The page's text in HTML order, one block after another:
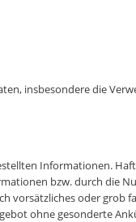
insbesondere die
Informationen.
bzw. durch die
oder grob
ohne gesonderte